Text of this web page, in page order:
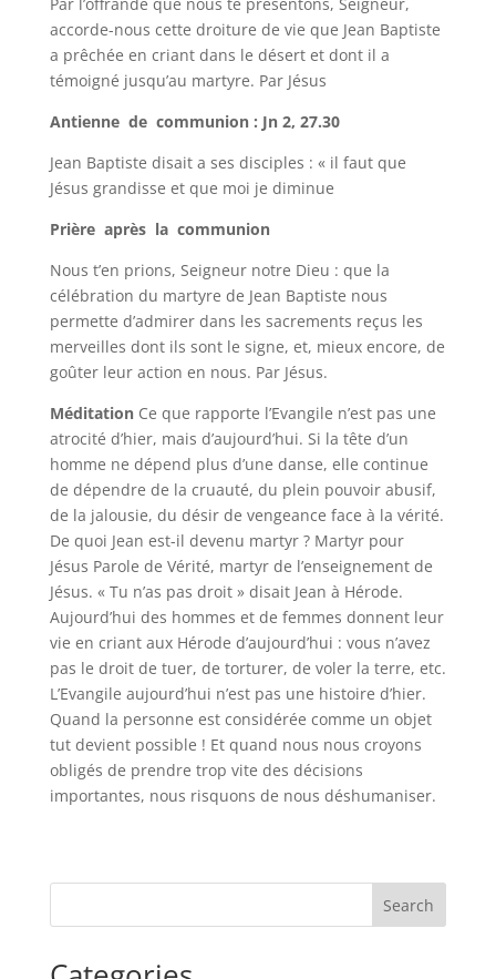
accorde-nous cette droiture de vie que Jean Baptiste
a prêchée en criant dans le désert et dont il a
témoigné jusqu’au martyre. Par Jésus
Antienne de communion : Jn 2, 27.30
Jean Baptiste disait a ses disciples : « il faut que
Jésus grandisse et que moi je diminue
Prière après la communion
Nous t’en prions, Seigneur notre Dieu : que la
célébration du martyre de Jean Baptiste nous
permette d’admirer dans les sacrements reçus les
merveilles dont ils sont le signe, et, mieux encore, de
goûter leur action en nous. Par Jésus.
MéditationCe que rapporte l’Evangile n’est pas une
atrocité d’hier, mais d’aujourd’hui. Si la tête d’un
homme ne dépend plus d’une danse, elle continue
de dépendre de la cruauté, du plein pouvoir abusif,
de la jalousie, du désir de vengeance face à la vérité.
De quoi Jean est-il devenu martyr ? Martyr pour
Jésus Parole de Vérité, martyr de l’enseignement de
Jésus. « Tu n’as pas droit » disait Jean à Hérode.
Aujourd’hui des hommes et de femmes donnent leur
vie en criant aux Hérode d’aujourd’hui : vous n’avez
pas le droit de tuer, de torturer, de voler la terre, etc.
L’Evangile aujourd’hui n’est pas une histoire d’hier.
Quand la personne est considérée comme un objet
tut devient possible ! Et quand nous nous croyons
obligés de prendre trop vite des décisions
importantes, nous risquons de nous déshumaniser.
Search